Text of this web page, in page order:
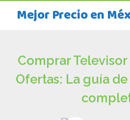
Mejor Precio en
Comprar Televisor
Ofertas: La guía